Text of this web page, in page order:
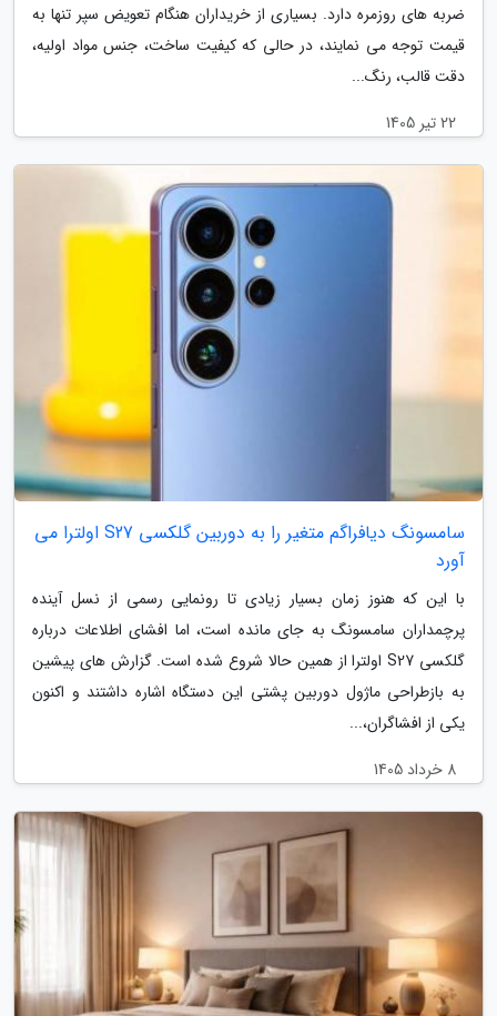
ضربه های روزمره دارد. بسیاری از خریداران هنگام تعویض سپر تنها به
قیمت توجه می نمایند، در حالی که کیفیت ساخت، جنس مواد اولیه،
دقت قالب، رنگ...
22 تیر 1405
سامسونگ دیافراگم متغیر را به دوربین گلکسی S27 اولترا می
آورد
با این که هنوز زمان بسیار زیادی تا رونمایی رسمی از نسل آینده
پرچمداران سامسونگ به جای مانده است، اما افشای اطلاعات درباره
گلکسی S27 اولترا از همین حالا شروع شده است. گزارش های پیشین
به بازطراحی ماژول دوربین پشتی این دستگاه اشاره داشتند و اکنون
یکی از افشاگران،...
8 خرداد 1405